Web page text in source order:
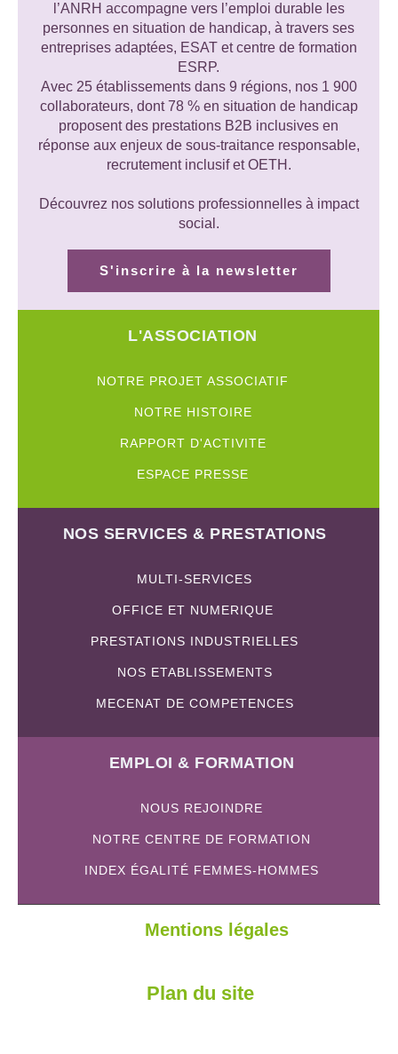
l’ANRH accompagne vers l’emploi durable les
personnes en situation de handicap, à travers ses
entreprises adaptées, ESAT et centre de formation
ESRP.
Avec 25 établissements dans 9 régions, nos 1 900
collaborateurs, dont 78 % en situation de handicap
proposent des prestations B2B inclusives en
réponse aux enjeux de sous-traitance responsable,
recrutement inclusif et OETH.
Découvrez nos solutions professionnelles à impact
social.
S'inscrire à la newsletter
L'ASSOCIATION
NOTRE PROJET ASSOCIATIF
NOTRE HISTOIRE
RAPPORT D'ACTIVITE
ESPACE PRESSE
NOS SERVICES & PRESTATIONS
MULTI-SERVICES
OFFICE ET NUMERIQUE
PRESTATIONS INDUSTRIELLES
NOS ETABLISSEMENTS
MECENAT DE COMPETENCES
EMPLOI & FORMATION
NOUS REJOINDRE
NOTRE CENTRE DE FORMATION
INDEX ÉGALITÉ FEMMES-HOMMES
Mentions légales
Plan du site